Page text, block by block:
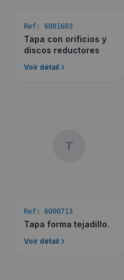
Ref: 6001603
Tapa con orificios y
discos reductores
Voir détail
T
Ref: 6000713
Tapa forma tejadillo.
Voir détail